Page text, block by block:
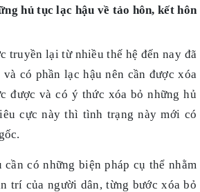
hủ tục lạc hậu về tảo hôn, kết hôn
truyền lại từ nhiều thế hệ đến nay đã
có phần lạc hậu nên cần được xóa
được và có ý thức xóa bỏ những hủ
cực này thì tình trạng này mới có
có những biện pháp cụ thể nhằm
trí của người dân, từng bước xóa bỏ